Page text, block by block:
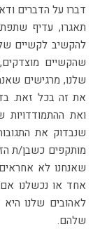
דברו על הדברים
תאגרו, עדיף
להקשיב לקשיים
שהקשיים
שלנו, מרגישים
את זה בכל זאת.
ואת
שנבדוק את
מותקפים כשבן/ת
שאנחנו לא
אחד או נכשלנו
לאהובים שלנו
שלהם.